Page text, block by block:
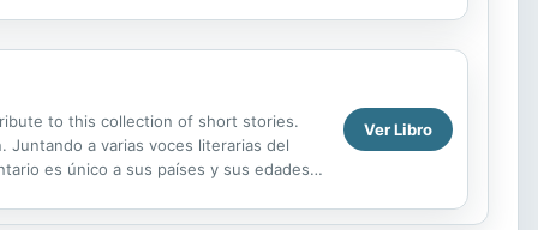
to this collection of short stories.
a varias voces literarias del
es único a sus países y sus edades,
Ver Libro